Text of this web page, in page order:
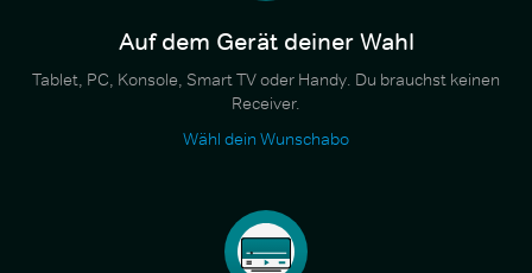
Auf dem Gerät deiner Wahl
Tablet, PC, Konsole, Smart TV oder Handy. Du brauchst keinen
Receiver.
Wähl dein Wunschabo